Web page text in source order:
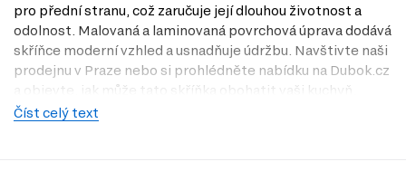
pro přední stranu, což zaručuje její dlouhou životnost a
odolnost. Malovaná a laminovaná povrchová úprava dodává
skříňce moderní vzhled a usnadňuje údržbu. Navštivte naši
prodejnu v Praze nebo si prohlédněte nabídku na Dubok.cz
a objevte, jak může tato skříňka obohatit vaši kuchyň.
Dostupné modifikace produktu
Číst celý text